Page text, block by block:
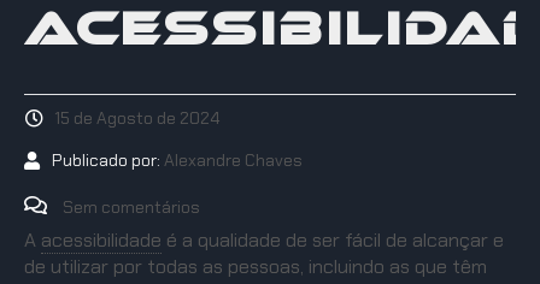
15 de Agosto de 2024
Publicado por: Alexandre Chaves
Sem comentários
A acessibilidade é a qualidade de ser fácil de alcançar e
de utilizar por todas as pessoas, incluindo as que têm